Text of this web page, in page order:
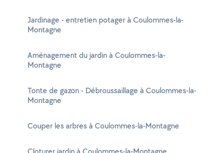
Jardinage - entretien potager à Coulommes-la-
Montagne
Aménagement du jardin à Coulommes-la-
Montagne
Tonte de gazon - Débroussaillage à Coulommes-la-
Montagne
Couper les arbres à Coulommes-la-Montagne